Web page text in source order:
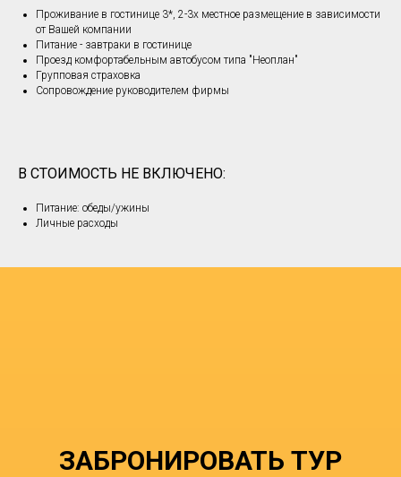
Проживание в гостинице 3*, 2-3х местное размещение в зависимости
от Вашей компании
Питание - завтраки в гостинице
Проезд комфортабельным автобусом типа "Неоплан"
Групповая страховка
Сопровождение руководителем фирмы
В СТОИМОСТЬ НЕ ВКЛЮЧЕНО:
Питание: обеды/ужины
Личные расходы
ЗАБРОНИРОВАТЬ ТУР